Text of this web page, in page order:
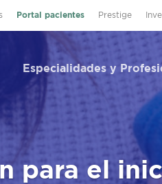
Portal pacientes Prestige
Especialidades y
para el